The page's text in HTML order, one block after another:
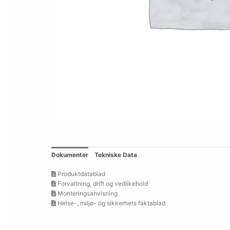
Dokumenter Tekniske Data
Produktdatablad
Forvaltning, drift og vedlikehold
Monteringsanvisning
Helse-, miljø- og sikkerhets faktablad